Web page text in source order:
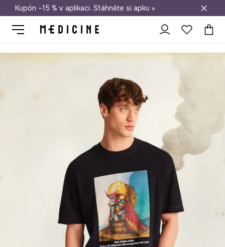
Doprava zdarma při nákupu nad 1 200 Kč
Kupón –15 % v aplikaci. Stáhněte si apku »